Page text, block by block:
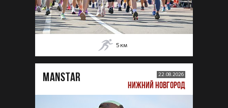
5 км
MANSTAR 22.08.2026
НИЖНИЙ НОВГОРОД